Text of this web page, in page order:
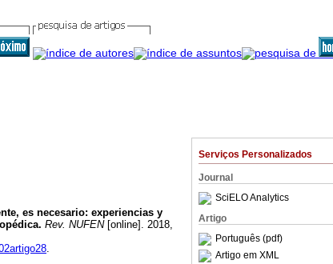
Serviços Personalizados
Journal
SciELO Analytics
Artigo
Português (pdf)
Artigo em XML
es necesario: experiencias y
. Rev. NUFEN[online]. 2018,
.